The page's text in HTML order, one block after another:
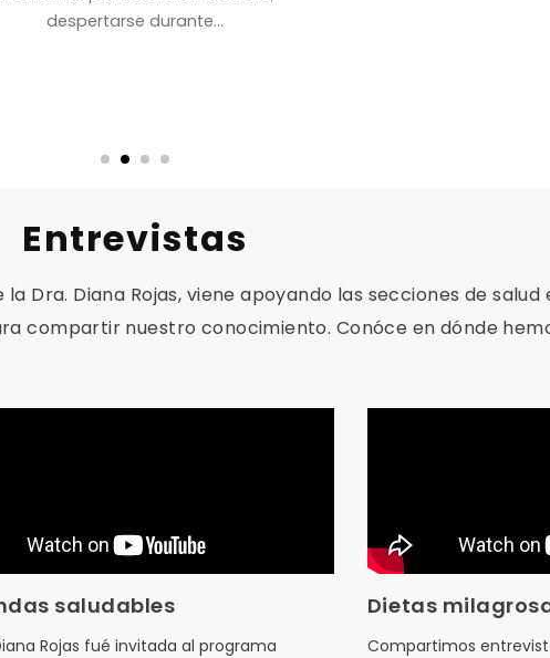
despertarse durante...
Entrevistas
Dra. Diana Rojas, viene apoyando las secciones de
compartir nuestro conocimiento. Conóce en dónde
saludables
Rojas fué invitada al programa
Dietas
Compartimos